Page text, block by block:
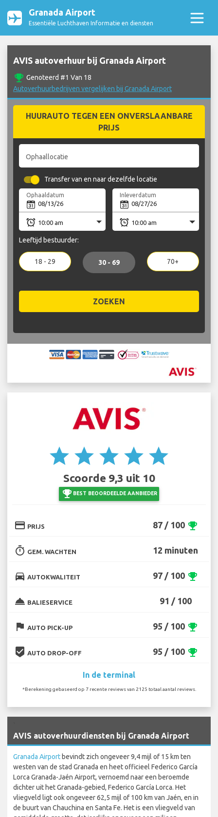
Granada Airport
Essentiële Luchthaven Informatie en diensten
AVIS autoverhuur bij Granada Airport
emoji_events Genoteerd #1 Van 18
Autoverhuurbedrijven vergelijken bij Granada Airport
HUURAUTO TEGEN EEN ONVERSLAANBARE
PRIJS
Ophaallocatie
Transfer van en naar dezelfde locatie
Ophaaldatum Inleverdatum
Leeftijd bestuurder:
18 - 29 30 - 69 70+
ZOEKEN
star star star star star
Scoorde 9,3 uit 10
emoji_events BEST BEOORDEELDE AANBIEDER
credit_card PRIJS 87 / 100 emoji_events
timer GEM. WACHTEN 12 minuten
directions_car AUTOKWALITEIT 97 / 100 emoji_events
room_service BALIESERVICE 91 / 100
flag AUTO PICK-UP 95 / 100 emoji_events
beenhere AUTO DROP-OFF 95 / 100 emoji_events
In de terminal
*Berekening gebaseerd op 7 recente reviews van 2125 totaal aantal reviews.
AVIS autoverhuurdiensten bij Granada Airport
Granada Airport bevindt zich ongeveer 9,4 mijl of 15 km ten
westen van de stad Granada en heet officieel Federico García
Lorca Granada-Jaén Airport, vernoemd naar een beroemde
dichter uit het Granada-gebied, Federico García Lorca. Het
vliegveld ligt ook ongeveer 62,5 mijl of 100 km van Jaén, en in
de buurt van Chauchina en Santa Fe. Het is een vliegveld van